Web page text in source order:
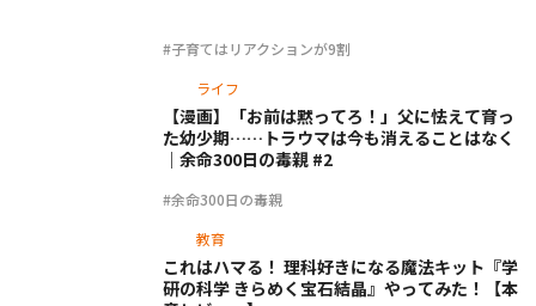
#子育てはリアクションが9割
ライフ
#余命300日の毒親
【漫画】「お前は黙ってろ！」父に怯えて育っ
た幼少期……トラウマは今も消えることはなく
｜余命300日の毒親 #2
教育
これはハマる！ 理科好きになる魔法キット『学
研の科学 きらめく宝石結晶』やってみた！【本